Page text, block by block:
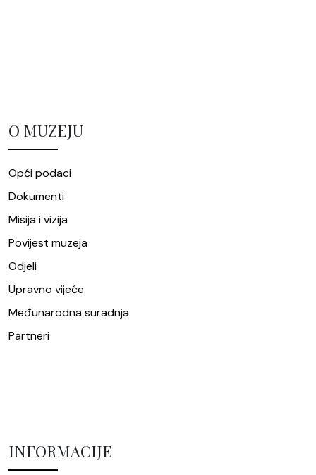
O MUZEJU
Opći podaci
Dokumenti
Misija i vizija
Povijest muzeja
Odjeli
Upravno vijeće
Međunarodna suradnja
Partneri
INFORMACIJE